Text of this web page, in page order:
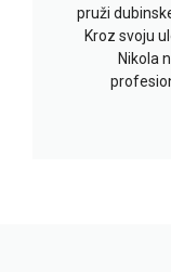
pruži
Kroz svoju
Nikola